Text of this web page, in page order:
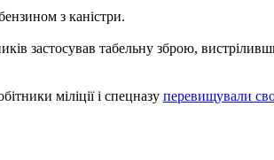
з каністри.
застосував табельну зброю,
міліції і спецназу перевищували